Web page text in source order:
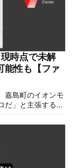
ァクトチェック
講座を月に1度
間。修了者には認
材を提供します。
分で、お申し込
開催分日本ファ
成講座です。 講
時点で未解
能性も【ファ
嘉島町のイオンモ
だ」と主張する投
が、現時点で未解
よる事故調査委員
によるものだと主